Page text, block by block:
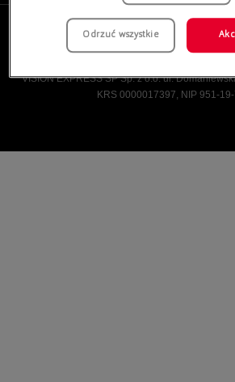
VISION EXPRESS SP Sp. z o.o. ul.
KRS 0000017397, NIP 951-
Odrzuć wszystkie